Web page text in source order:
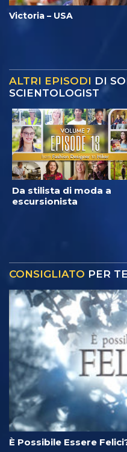
Victoria – USA
ALTRI EPISODI DI
SCIENTOLOGIST
Da stilista di moda a
escursionista
CONSIGLIATO PER TE
È Possibile Essere